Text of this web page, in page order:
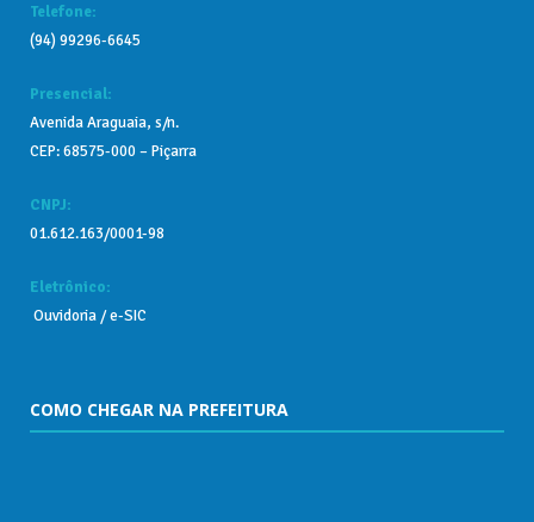
Telefone:
(94) 99296-6645
Presencial:
Avenida Araguaia, s/n.
CEP: 68575-000 – Piçarra
CNPJ:
01.612.163/0001-98
Eletrônico:
Ouvidoria /e-SIC
COMO CHEGAR NA PREFEITURA